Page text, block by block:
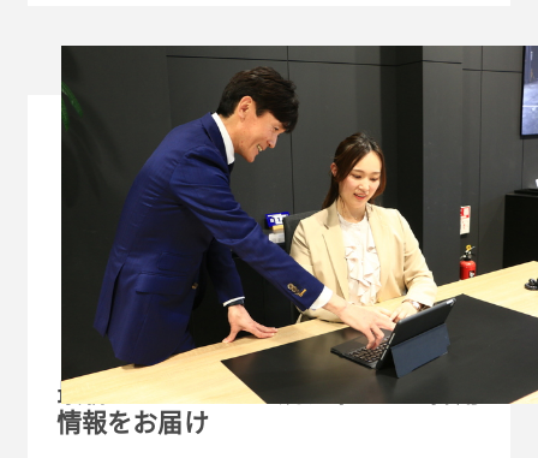
最新のBMW / MINI正規ディーラー採用
情報をお届け